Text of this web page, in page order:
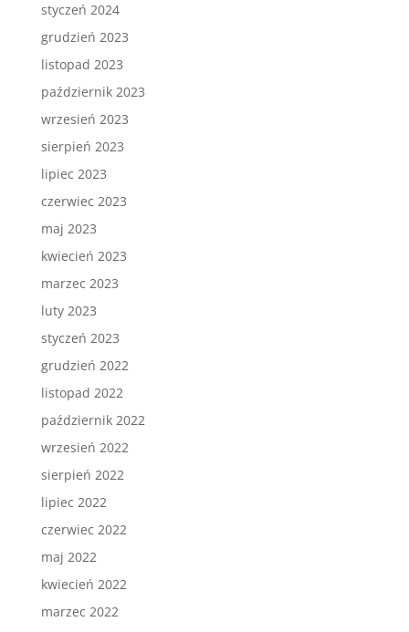
styczeń 2024
grudzień 2023
listopad 2023
październik 2023
wrzesień 2023
sierpień 2023
lipiec 2023
czerwiec 2023
maj 2023
kwiecień 2023
marzec 2023
luty 2023
styczeń 2023
grudzień 2022
listopad 2022
październik 2022
wrzesień 2022
sierpień 2022
lipiec 2022
czerwiec 2022
maj 2022
kwiecień 2022
marzec 2022